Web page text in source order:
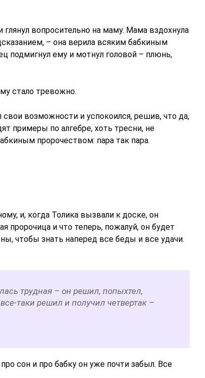
глянул вопросительно на маму. Мама вздохнула
– она верила всяким бабкиным
подмигнул ему и мотнул головой – плюнь,
стало тревожно.
свои возможности и успокоился, решив, что да,
примеры по алгебре, хоть тресни, не
пророчеством: пара так пара.
и, когда Толика вызвали к доске, он
пророчица и что теперь, пожалуй, он будет
чтобы знать наперед все беды и все удачи.
трудная – он решил, попыхтел,
таки решил и получил четвертак –
сон и про бабку он уже почти забыл. Все